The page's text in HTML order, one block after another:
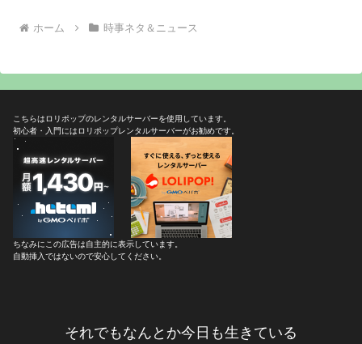
ホーム 時事ネタ＆ニュース
こちらはロリポップのレンタルサーバーを使用しています。
初心者・入門にはロリポップレンタルサーバーがお勧めです。
ちなみにこの広告は自主的に表示しています。
自動挿入ではないので安心してください。
それでもなんとか今日も生きている